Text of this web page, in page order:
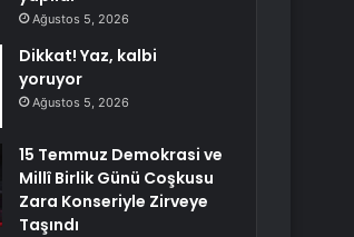
Ağustos 5, 2026
Dikkat! Yaz, kalbi
yoruyor
Ağustos 5, 2026
15 Temmuz Demokrasi ve
Millî Birlik Günü Coşkusu
Zara Konseriyle Zirveye
Taşındı